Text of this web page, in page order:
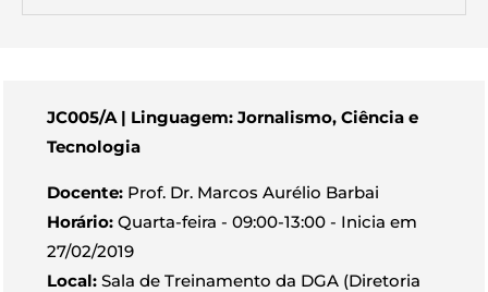
JC005/A | Linguagem: Jornalismo, Ciência e
Tecnologia
Docente: Prof. Dr. Marcos Aurélio Barbai
Horário: Quarta-feira - 09:00-13:00 - Inicia em
27/02/2019
Local: Sala de Treinamento da DGA (Diretoria